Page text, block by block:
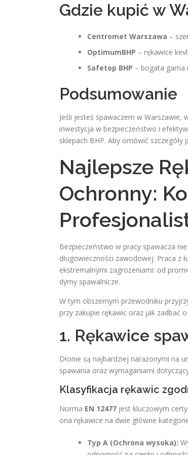
Gdzie kupić w
Centromet Warszawa –
OptimumBHP – rękawice
Safetop BHP – bogata gama
Podsumowanie
Jeśli jesteś spawaczem w Warszawie,
inwestycja w bezpieczeństwo i
sklepach BHP. Aby omówić
Najlepsze
Ochronny:
Bezpieczeństwo w pracy spawacza
długowieczności zawodowej. Praca z
ekstremalnymi zagrożeniami: od
dymy spawalnicze.
W tym obszernym przewodniku
przy zakupie rękawic oraz jak zadbać
1. Rękawice
Dłonie są najbardziej narażonymi na
spawania oraz wymaganiami
Klasyfikacja rękawic
Norma EN 12477 jest kluczowym
ona rękawice na dwie główne
Typ A (Ochrona wysoka):